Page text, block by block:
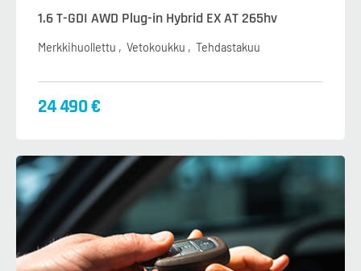
1.6 T-GDI AWD Plug-in Hybrid EX AT 265hv
Merkkihuollettu Vetokoukku Tehdastakuu
24 490 €